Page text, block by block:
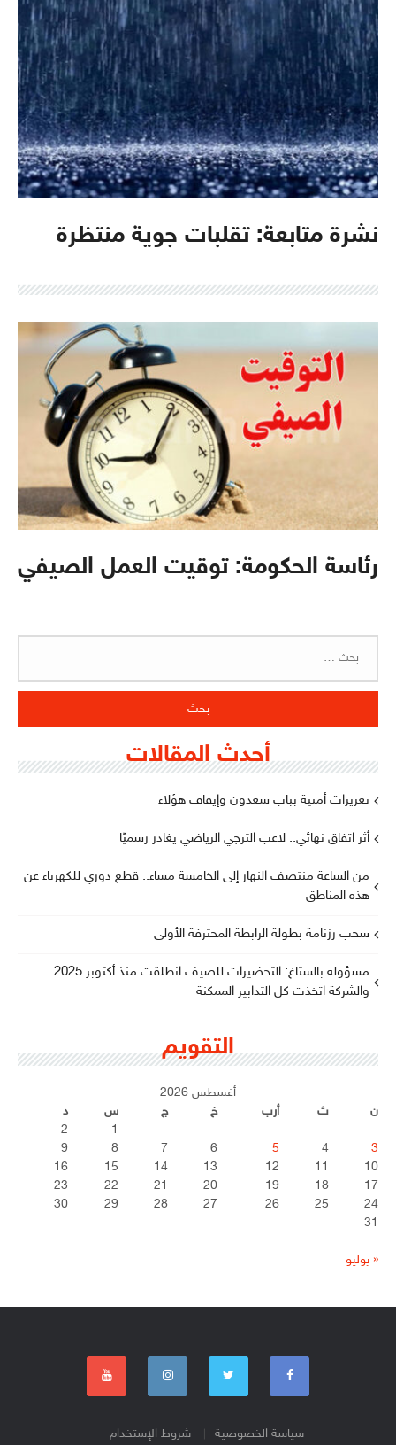
نشرة متابعة: تقلبات جوية منتظرة
رئاسة الحكومة: توقيت العمل الصيفي
أحدث المقالات
تعزيزات أمنية بباب سعدون وإيقاف هؤلاء
أثر اتفاق نهائي.. لاعب الترجي الرياضي يغادر رسميًا
من الساعة منتصف النهار إلى الخامسة مساء.. قطع دوري للكهرباء عن
هذه المناطق
سحب رزنامة بطولة الرابطة المحترفة الأولى
مسؤولة بالستاغ: التحضيرات للصيف انطلقت منذ أكتوبر 2025
والشركة اتخذت كل التدابير الممكنة
التقويم
أغسطس 2026
ن
ث أرب خ ج س
د
1
2
3
4
5
6
7
8
9
10
11
12
13
14
15
16
17
18
19
20
21
22
23
24
25
26
27
28
29
30
31
« يوليو
سياسة الخصوصية شروط الإستخدام